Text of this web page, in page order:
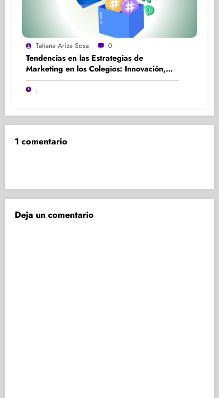
Tatiana Ariza Sosa 0
Tendencias en las Estrategias de
Marketing en los Colegios: Innovación,
Participación y Experiencia
.
1 comentario
Deja un comentario